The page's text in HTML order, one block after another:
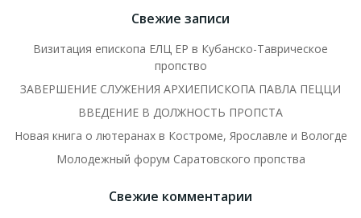
Свежие записи
Визитация епископа ЕЛЦ ЕР в Кубанско-Таврическое
пропство
ЗАВЕРШЕНИЕ СЛУЖЕНИЯ АРХИЕПИСКОПА ПАВЛА ПЕЦЦИ
ВВЕДЕНИЕ В ДОЛЖНОСТЬ ПРОПСТА
Новая книга о лютеранах в Костроме, Ярославле и Вологде
Молодежный форум Саратовского пропства
Свежие комментарии